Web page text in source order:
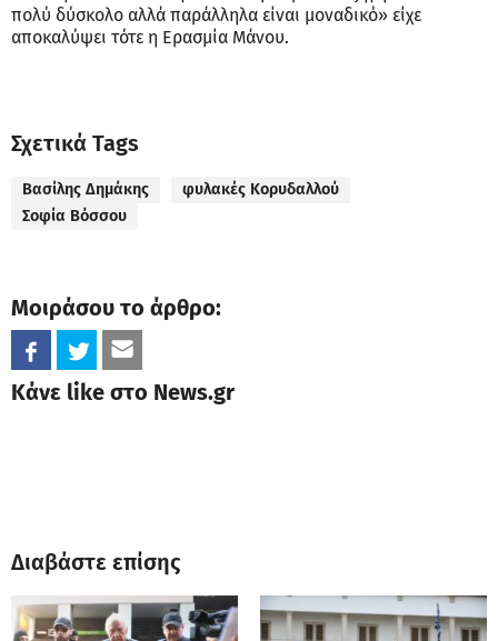
πολύ δύσκολο αλλά παράλληλα είναι μοναδικό» είχε
αποκαλύψει τότε η Ερασμία Μάνου.
Σχετικά Tags
Βασίλης Δημάκης
φυλακές Κορυδαλλού
Σοφία Βόσσου
Μοιράσου το άρθρο:
Κάνε like στο News.gr
Διαβάστε επίσης